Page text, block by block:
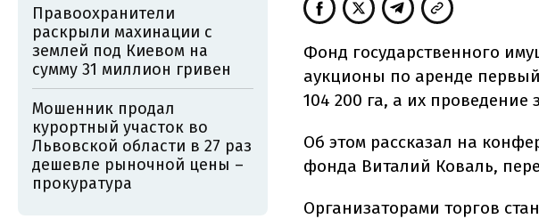
Фонд государственного
аукционы по аренде
104 200 га, а их
Об этом рассказал на
фонда Виталий Коваль,
Организаторами торгов
Правоохранители
раскрыли махинации с
землей под Киевом на
сумму 31 миллион гривен
Мошенник продал
курортный участок во
Львовской области в 27 раз
дешевле рыночной цены –
прокуратура